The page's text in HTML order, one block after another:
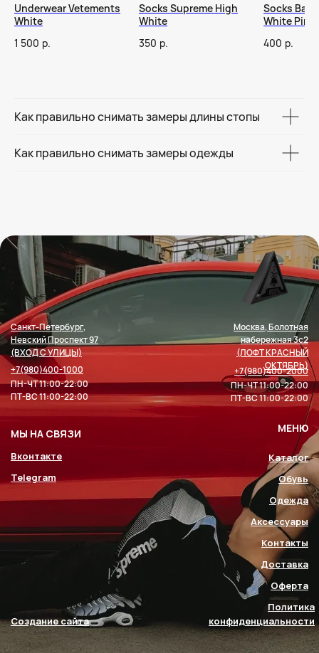
Underwear Vetements
White
1 500 р.
Socks Supreme High
White
350 р.
Socks
White Pink
400 р.
Как правильно снимать замеры длины стопы
Как правильно снимать замеры одежды
Санкт-Петербург,
Невский Проспект 97
(ВХОД С УЛИЦЫ)
+7(980)400-1000
ПН-ЧТ 11:00-22:00
ПТ-ВС 11:00-22:00
Москва, Болотная
набережная 3с2
(ЛОФТ КРАСНЫЙ
ОКТЯБРЬ)
+7(980)400-2000
ПН-ЧТ 11:00-22:00
ПТ-ВС 11:00-22:00
МЕНЮ
Каталог
Обувь
Одежда
Аксессуары
Контакты
Доставка
Оферта
Политика
конфиденциальности
МЫ НА СВЯЗИ
Вконтакте
Telegram
Создание сайта